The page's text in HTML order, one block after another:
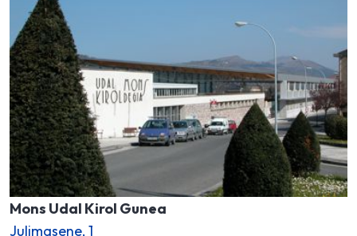
Mons Udal Kirol Gunea
Julimasene, 1